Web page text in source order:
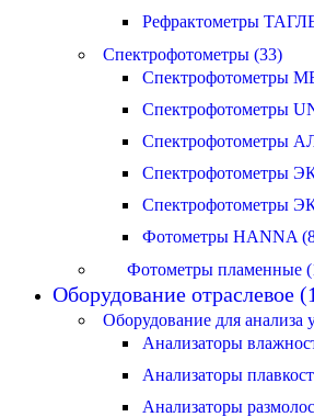
Рефрактометры
Спектрофотометры (33)
Спектрофотометры
Спектрофотометры
Спектрофотометры
Спектрофотометры
Спектрофотометры
Фотометры HANNA
Фотометры пламенные
Оборудование отраслевое
Оборудование для анализа
Анализаторы
Анализаторы
Анализаторы